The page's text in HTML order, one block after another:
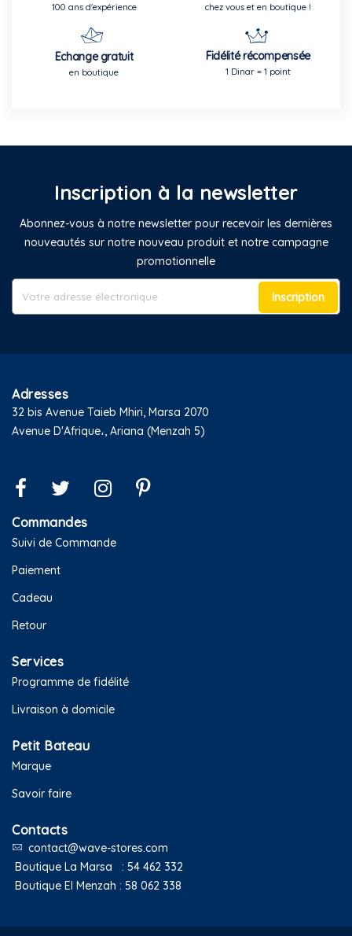
100 ans d'expérience chez vous et en boutique !
Echange gratuit
en boutique
Fidélité récompensée
1 Dinar = 1 point
Inscription à la newsletter
Abonnez-vous à notre newsletter pour recevoir les dernières
nouveautés sur notre nouveau produit et notre campagne
promotionnelle
Inscription
Adresses
32 bis Avenue Taieb Mhiri, Marsa 2070
Avenue D'Afrique،, Ariana (Menzah 5)
Commandes
Suivi de Commande
Paiement
Cadeau
Retour
Services
Programme de fidélité
Livraison à domicile
Petit Bateau
Marque
Savoir faire
Contacts
contact@wave-stores.com
Boutique La Marsa : 54 462 332
Boutique El Menzah : 58 062 338